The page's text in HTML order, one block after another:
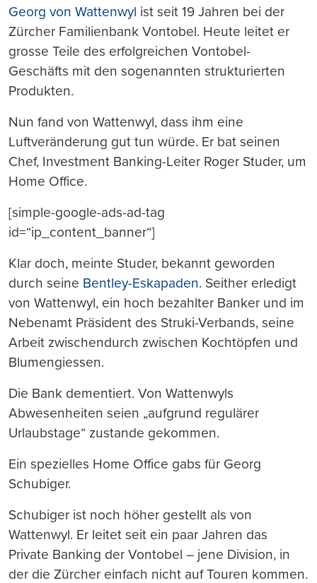
drucken
Georg von Wattenwyl ist seit 19 Jahren bei der
Zürcher Familienbank Vontobel. Heute leitet er
grosse Teile des erfolgreichen Vontobel-
Geschäfts mit den sogenannten strukturierten
Produkten.
Nun fand von Wattenwyl, dass ihm eine
Luftveränderung gut tun würde. Er bat seinen
Chef, Investment Banking-Leiter Roger Studer, um
Home Office.
[simple-google-ads-ad-tag
id=“ip_content_banner“]
Klar doch, meinte Studer, bekannt geworden
durch seine Bentley-Eskapaden. Seither erledigt
von Wattenwyl, ein hoch bezahlter Banker und im
Nebenamt Präsident des Struki-Verbands, seine
Arbeit zwischendurch zwischen Kochtöpfen und
Blumengiessen.
Die Bank dementiert. Von Wattenwyls
Abwesenheiten seien „aufgrund regulärer
Urlaubstage“ zustande gekommen.
Ein spezielles Home Office gabs für Georg
Schubiger.
Schubiger ist noch höher gestellt als von
Wattenwyl. Er leitet seit ein paar Jahren das
Private Banking der Vontobel – jene Division, in
der die Zürcher einfach nicht auf Touren kommen.